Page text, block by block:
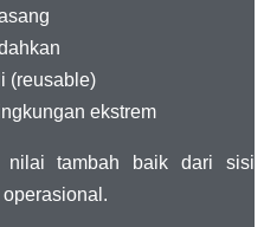
(reusable)
ekstrem
nilai tambah baik dari sisi